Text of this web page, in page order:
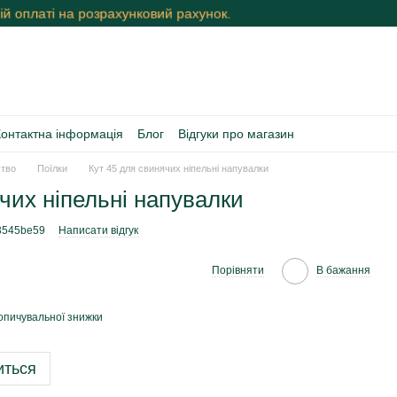
оплаті на розрахунковий рахунок.
інформація Блог Відгуки про магазин
Поїлки Кут 45 для свинячих ніпельні напувалки
ніпельні напувалки
Написати відгук
Порівняти В бажання
знижки